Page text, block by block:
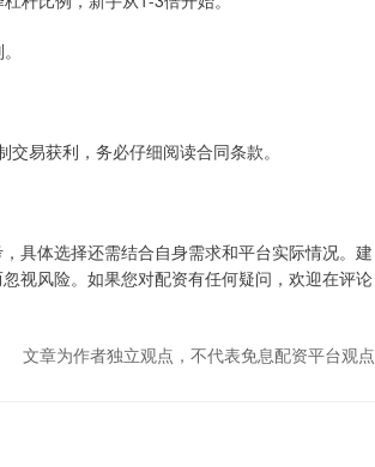
易获利，务必仔细阅读合同条款。
具体选择还需结合自身需求和平台实际情况。建
视风险。如果您对配资有任何疑问，欢迎在评论
文章为作者独立观点，不代表免息配资平台观点